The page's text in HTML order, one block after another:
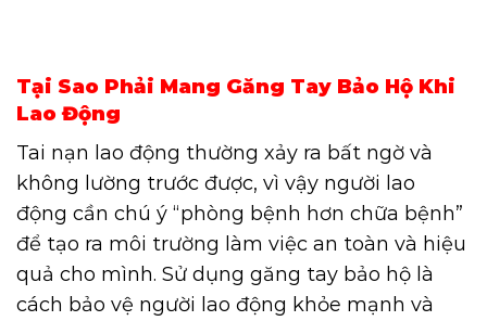
Tại Sao Phải Mang Găng Tay Bảo Hộ Khi
Lao Động
Tai nạn lao động thường xảy ra bất ngờ và
không lường trước được, vì vậy người lao
động cần chú ý “phòng bệnh hơn chữa bệnh”
để tạo ra môi trường làm việc an toàn và hiệu
quả cho mình. Sử dụng găng tay bảo hộ là
cách bảo vệ người lao động khỏe mạnh và